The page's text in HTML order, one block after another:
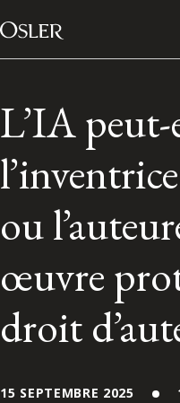
Passer au contenu
Main
Réseau des anciens
L’IA peut-
ou
œuvre
droit
15 SEPTEMBRE 2025